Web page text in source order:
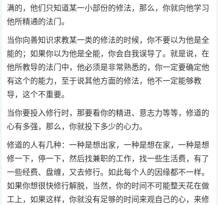
满的，他们只知道某一小部份的修法，那么，你就向他学习
他所精通的法门。
当你向善知识求教某一类的修法的时候，你不要以为他是全
能的；如果你以为他是全能，你会自我误导了。就是说，在
他所教导的法门中，他必须是非常熟悉的，你一定要确定他
有这个的能力，至于说其他方面的修法，他不一定能够教
导，这个不重要。
当你要投入修行时，那要看你的精进、意志力等等，修道的
心有多强，那么，你就投下多少的心力。
修道的人有几种：一种是想出家，一种是想在家，一种是想
修一下，停一下，然后找兼职的工作，找一些生活费，有了
一些经费、盘缠，又去修行。如此每个人的因缘都不一样。
如果你想很快修行解脱，当然，你的时间不可能整天花在做
工上，如果这样，你就没有足够的时间来观自己的心，来修